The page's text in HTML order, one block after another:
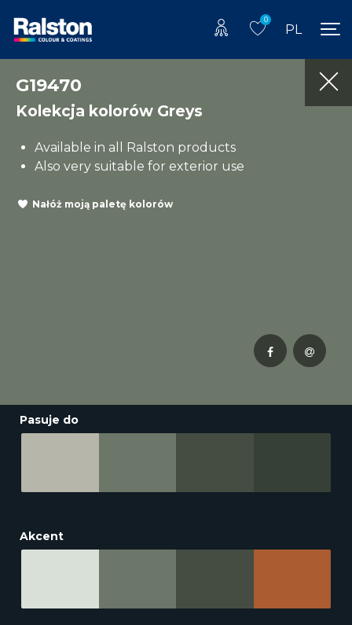
0
PL
G19470
Kolekcja kolorów Greys
Available in all Ralston products
Also very suitable for exterior use
Nałóż moją paletę kolorów
Pasuje do
Akcent